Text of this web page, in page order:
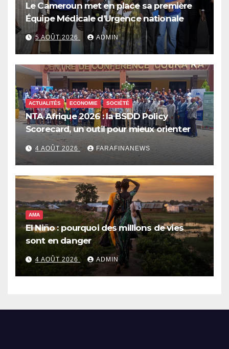
Le Cameroun met en place sa première
Équipe Médicale d’Urgence nationale
5 AOÛT 2026 ADMIN
ACTUALITÉS ECONOMIE SOCIÉTÉ
NTA Afrique 2026 : la BSDD Policy
Scorecard, un outil pour mieux orienter
les dépenses publiques
4 AOÛT 2026 FARAFINANEWS
AMA
El Niño : pourquoi des millions de vies
sont en danger
4 AOÛT 2026 ADMIN